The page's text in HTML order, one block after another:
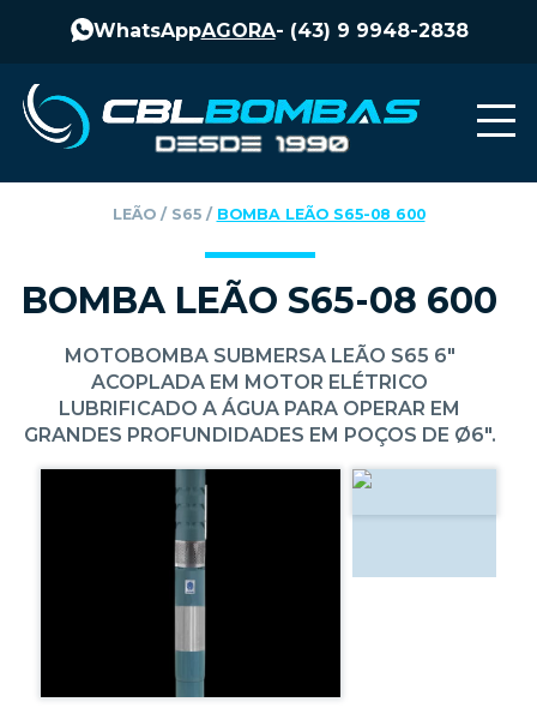
WhatsAppAGORA- (43) 9 9948-2838
LEÃO‎ / ‎ S65‎ / ‎ BOMBA LEÃO S65-08 600
BOMBA LEÃO S65-08 600
MOTOBOMBA SUBMERSA LEÃO S65 6"
ACOPLADA EM MOTOR ELÉTRICO
LUBRIFICADO A ÁGUA PARA OPERAR EM
GRANDES PROFUNDIDADES EM POÇOS DE Ø6".